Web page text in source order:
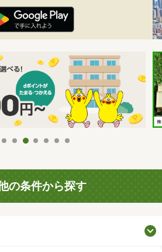
の条件から探す